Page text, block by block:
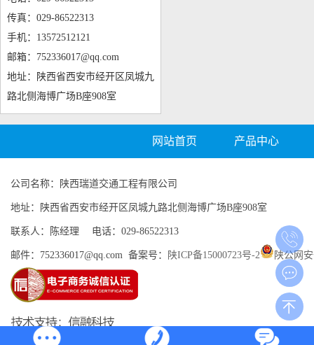
传真：029-86522313
手机：13572512121
邮箱：752336017@qq.com
地址：陕西省西安市经开区凤城九
路北侧海博广场B座908室
网站首页 产品中心
公司名称：陕西瑞道交通工程有限公司
地址：陕西省西安市经开区凤城九路北侧海博广场B座908室
联系人：陈经理 电话：029-86522313
邮件：752336017@qq.com 备案号： 陕ICP备15000723号-2 陕公网